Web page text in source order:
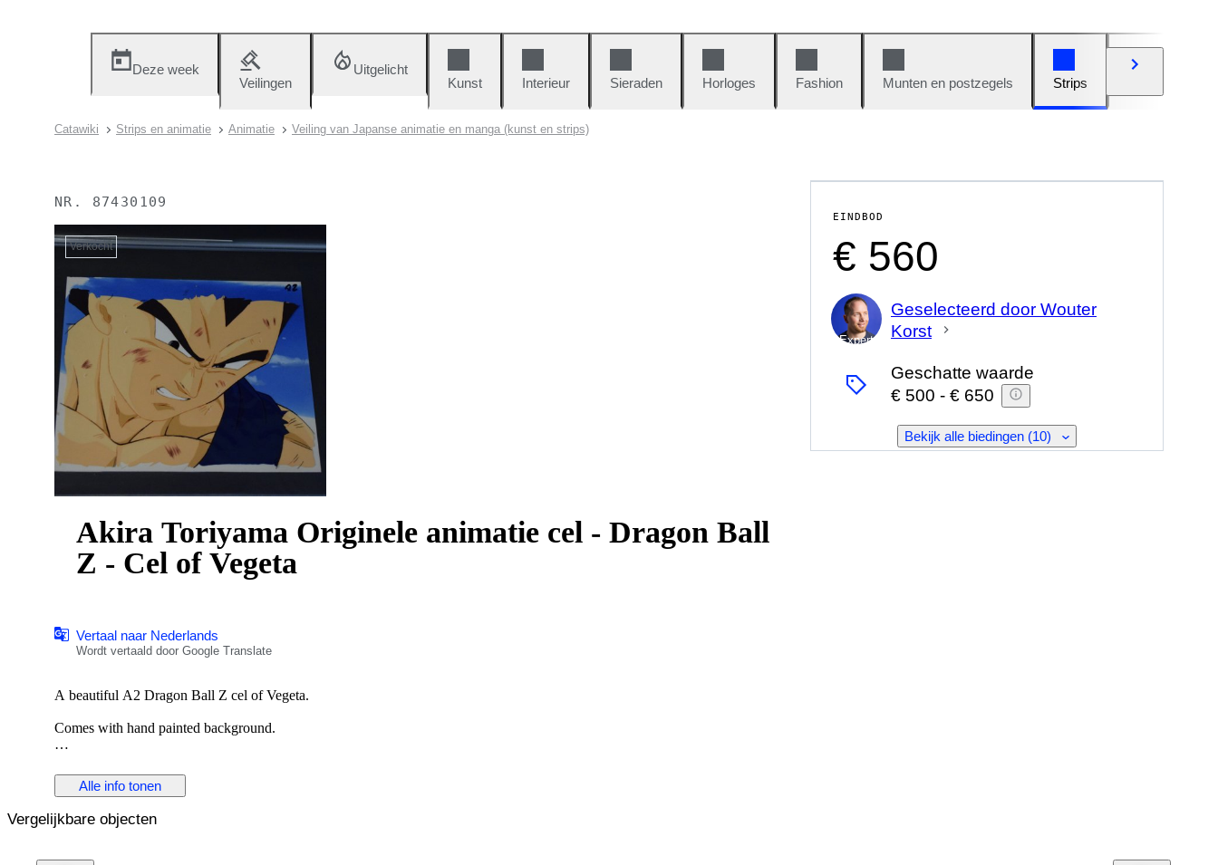
Deze week
Veilingen
Uitgelicht
Kunst
Interieur Sieraden Horloges Fashion Munten en postzegels Strips
Catawiki Strips en animatie Animatie Veiling van Japanse animatie en manga (kunst en strips)
NR. 87430109
Verkocht
Akira Toriyama Originele animatie cel - Dragon Ball
Z - Cel of Vegeta
Vertaal naar Nederlands
Wordt vertaald door Google Translate
A beautiful A2 Dragon Ball Z cel of Vegeta.
Comes with hand painted background.
Bid with confidence. The animation cel will be shipped sturdy and safely.
Alle info tonen
EINDBOD
€ 560
Expert
Geselecteerd door Wouter
Korst
Geschatte waarde
€ 500 - € 650
Bekijk alle biedingen (10)
Vergelijkbare objecten